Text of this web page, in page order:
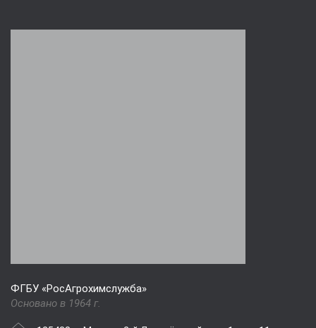
ФГБУ «РосАгрохимслужба»
Основано в 1964 г.